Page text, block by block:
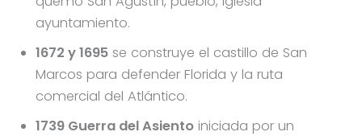
ayuntamiento.
1672 y 1695se construye el castillo de San
Marcos para defender Florida y la ruta
comercial del Atlántico.
1739 Guerra del Asientoiniciada por un